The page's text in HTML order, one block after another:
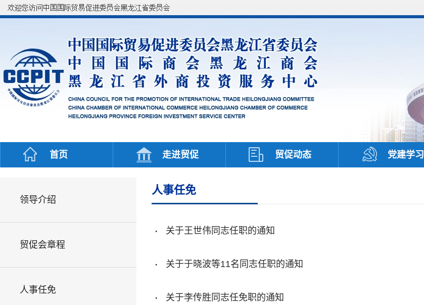
首页 走进贸促 贸促动态 党建学习
领导介绍
贸促会章程
人事任免
人事任免
· 关于王世伟同志任职的通知
· 关于于晓波等11名同志任职的通知
· 关于李传胜同志任免职的通知